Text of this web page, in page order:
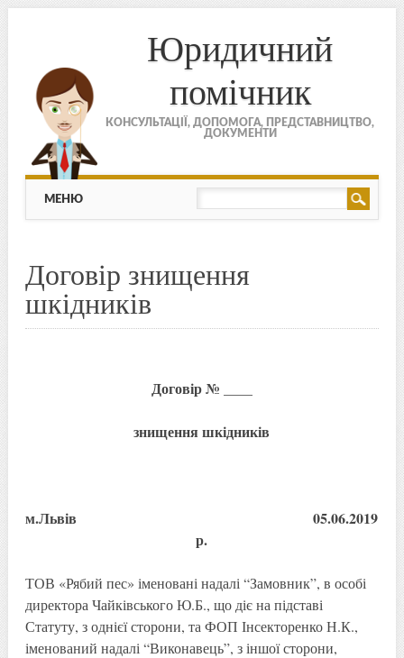
Юридичний
помічник
КОНСУЛЬТАЦІЇ, ДОПОМОГА, ПРЕДСТАВНИЦТВО,
ДОКУМЕНТИ
МЕНЮ
Skip to content
МЕНЮ
Договір знищення
шкідників
Договір № ____
знищення шкідників
м.Львів 05.06.2019
р.
ТОВ «Рябий пес» іменовані надалі “Замовник”, в особі
директора Чайківського Ю.Б., що діє на підставі
Статуту, з однієї сторони, та ФОП Інсекторенко Н.К.,
іменований надалі “Виконавець”, з іншої сторони,